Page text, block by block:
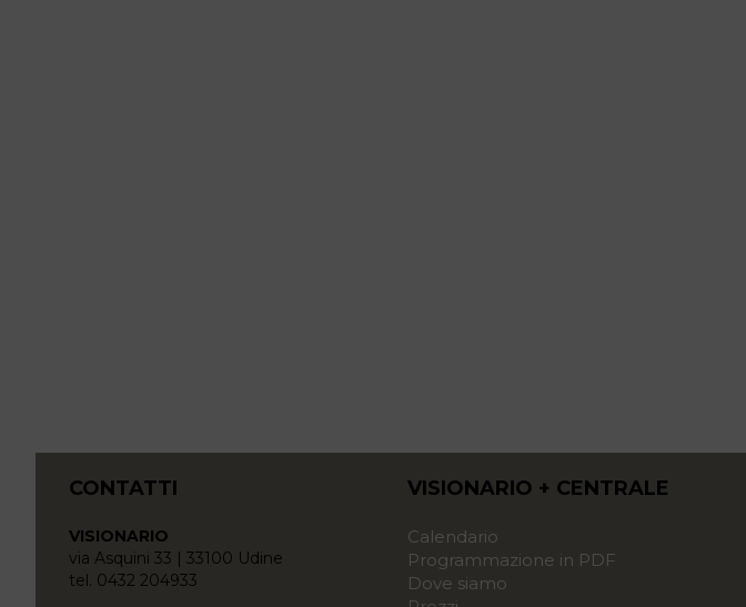
CONTATTI
VISIONARIO
via Asquini 33 | 33100 Udine
tel. 0432 204933
VISIONARIO + CENTRALE
Calendario
Programmazione in PDF
Dove siamo